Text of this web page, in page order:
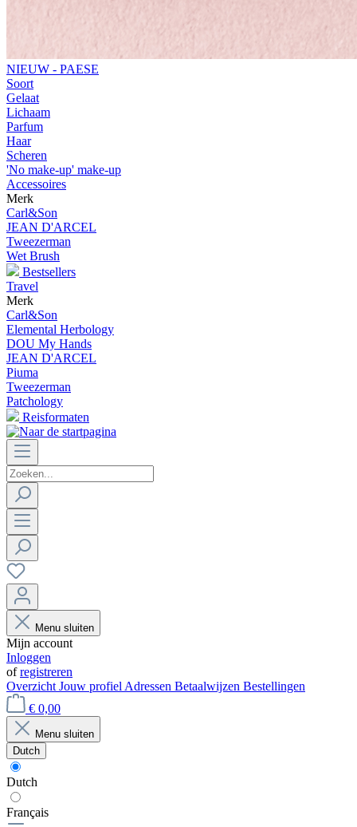
NIEUW - PAESE
Soort
Gelaat
Lichaam
Parfum
Haar
Scheren
'No make-up' make-up
Accessoires
Merk
Carl&Son
JEAN D'ARCEL
Tweezerman
Wet Brush
Bestsellers
Travel
Merk
Carl&Son
Elemental Herbology
DOU My Hands
JEAN D'ARCEL
Piuma
Tweezerman
Patchology
Reisformaten
Menu sluiten
Mijn account
Inloggen
ofregistreren
Overzicht Jouw profiel Adressen Betaalwijzen Bestellingen
€ 0,00
Menu sluiten
Dutch
Dutch
Français